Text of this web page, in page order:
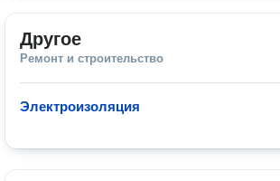
Другое
Ремонт и строительство
Электроизоляция